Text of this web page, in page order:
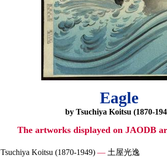
Eagle
by Tsuchiya Koitsu (1870-
The artworks displayed on JAODB
Tsuchiya Koitsu (1870-1949) —土屋光逸